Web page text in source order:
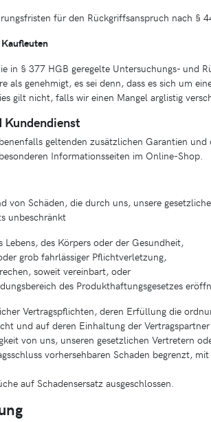
für den Rückgriffsanspruch nach §
Kaufleuten
in § 377 HGB geregelte Untersuchungs- und
als genehmigt, es sei denn, dass es sich um
gilt nicht, falls wir einen Mangel arglistig
Kundendienst
geltenden zusätzlichen Garantien und
Informationsseiten im Online-Shop.
von Schäden, die durch uns, unsere
unbeschränkt
Lebens, des Körpers oder der Gesundheit,
grob fahrlässiger Pflichtverletzung,
soweit vereinbart, oder
des Produkthaftungsgesetzes
Vertragspflichten, deren Erfüllung die
und auf deren Einhaltung der
von uns, unseren gesetzlichen Vertretern
vorhersehbaren Schaden begrenzt,
auf Schadensersatz ausgeschlossen.